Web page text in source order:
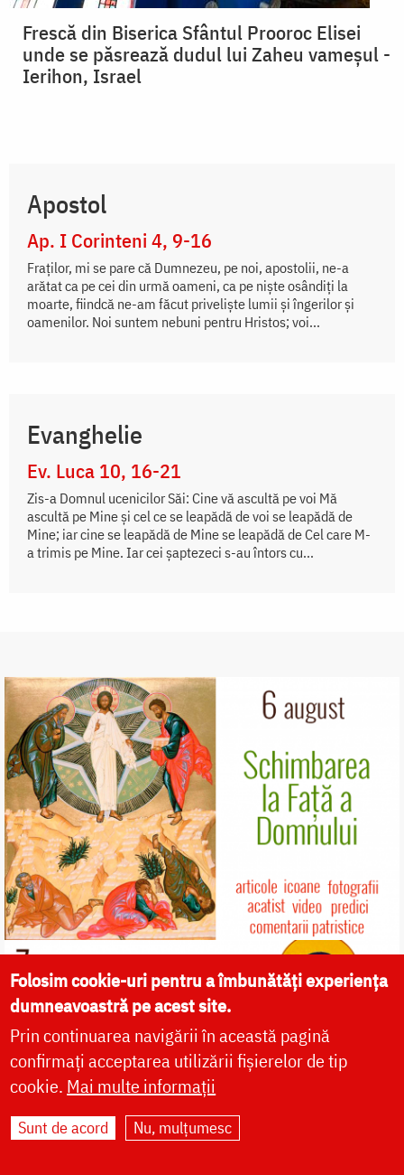
Frescă din Biserica Sfântul Prooroc Elisei
unde se păsrează dudul lui Zaheu vameşul -
Ierihon, Israel
Apostol
Ap. I Corinteni 4, 9-16
Fraților, mi se pare că Dumnezeu, pe noi, apostolii, ne-a
arătat ca pe cei din urmă oameni, ca pe niște osândiți la
moarte, fiindcă ne-am făcut priveliște lumii și îngerilor și
oamenilor. Noi suntem nebuni pentru Hristos; voi...
Evanghelie
Ev. Luca 10, 16-21
Zis-a Domnul ucenicilor Săi: Cine vă ascultă pe voi Mă
ascultă pe Mine şi cel ce se leapădă de voi se leapădă de
Mine; iar cine se leapădă de Mine se leapădă de Cel care M-
a trimis pe Mine. Iar cei şaptezeci s-au întors cu...
Folosim cookie-uri pentru a îmbunătăți experiența
dumneavoastră pe acest site.
Prin continuarea navigării în această pagină
confirmați acceptarea utilizării fișierelor de tip
cookie. Mai multe informații
Sunt de acord Nu, mulțumesc